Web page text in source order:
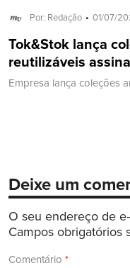
Por: Redação 01/07/
Tok&Stok lança
reutilizáveis
Empresa lança coleções
Deixe um
O seu endereço de
Campos obrigatórios
Comentário *